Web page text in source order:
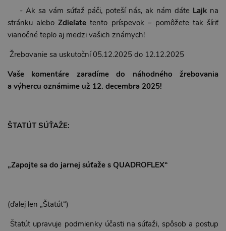
- Ak sa vám súťaž páči, poteší nás, ak nám dáte Lajk na
stránku aleboZdieľate tento príspevok – pomôžete tak šíriť
vianočné teplo aj medzi vašich známych!
Žrebovanie sa uskutoční 05.12.2025 do 12.12.2025
Vaše komentáre zaradíme do náhodného žrebovania
a výhercu oznámime už 12. decembra 2025!
ŠTATÚT SÚŤAŽE:
„Zapojte sa do jarnej súťaže s QUADROFLEX“
(ďalej len „Štatút“)
Štatút upravuje podmienky účasti na súťaži, spôsob a postup